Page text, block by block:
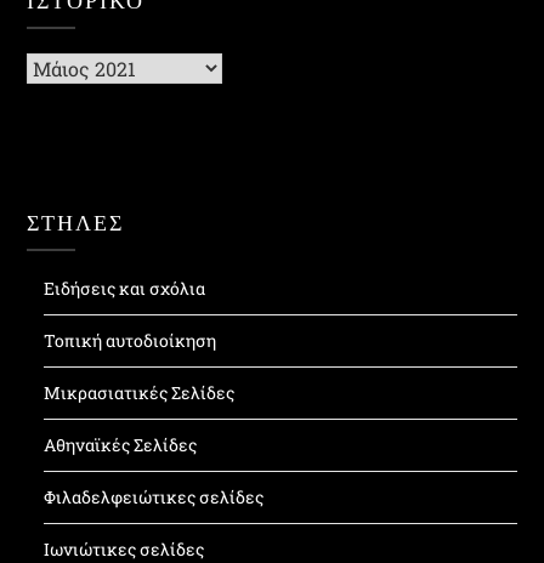
Ιστορικό
ΣΤΗΛΕΣ
Ειδήσεις και σχόλια
Τοπική αυτοδιοίκηση
Μικρασιατικές Σελίδες
Αθηναϊκές Σελίδες
Φιλαδελφειώτικες σελίδες
Ιωνιώτικες σελίδες